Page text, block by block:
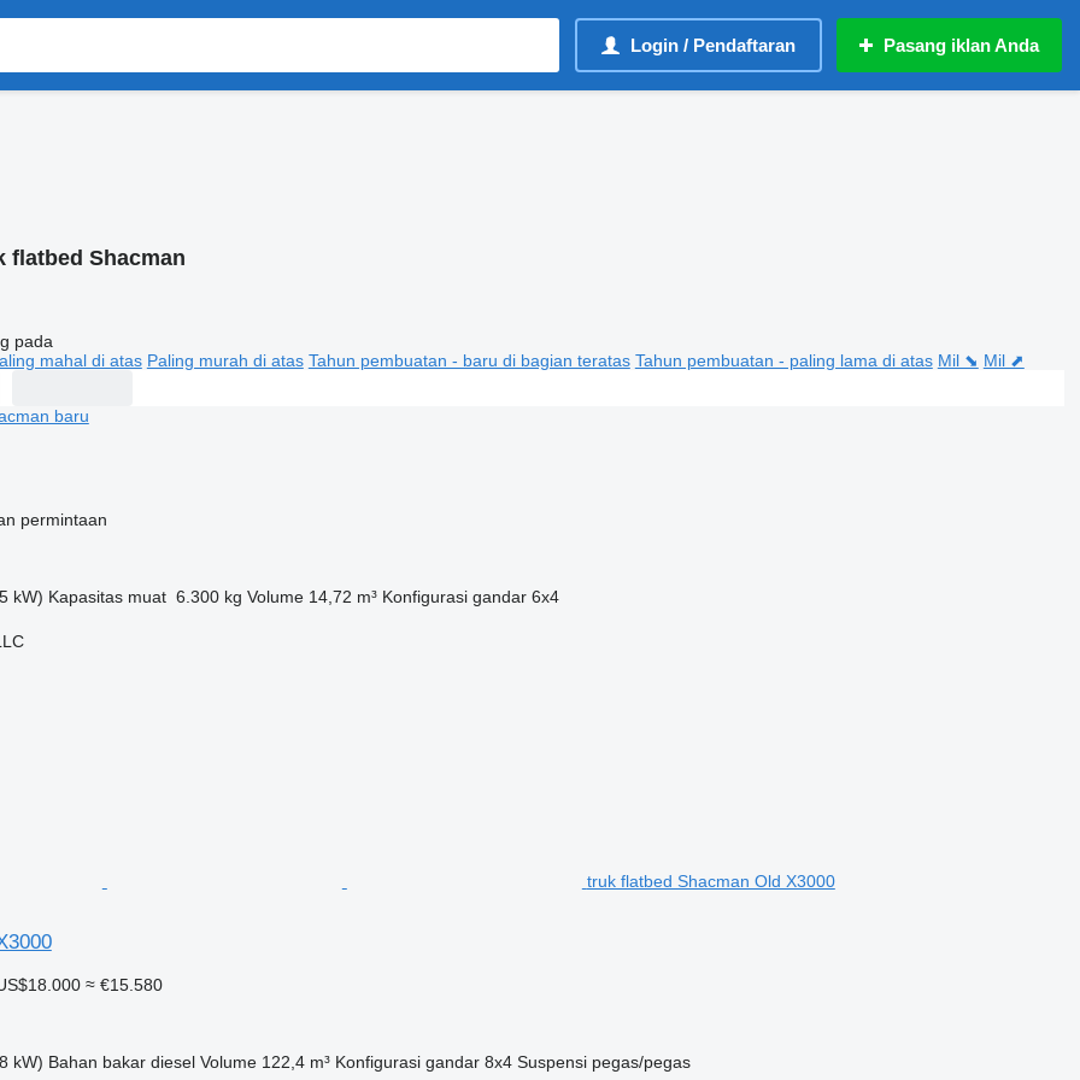
Login / Pendaftaran Pasang iklan Anda
flatbed Shacman
pada
mahal di atas Paling murah di atas Tahun pembuatan - baru di bagian teratas Tahun pembuatan - paling lama di atas Mil ⬊ Mil ⬈
permintaan
kW) Kapasitas muat 6.300 kg Volume 14,72 m³ Konfigurasi gandar 6x4
truk flatbed Shacman Old X3000
≈ €15.580
kW) Bahan bakar diesel Volume 122,4 m³ Konfigurasi gandar 8x4 Suspensi pegas/pegas